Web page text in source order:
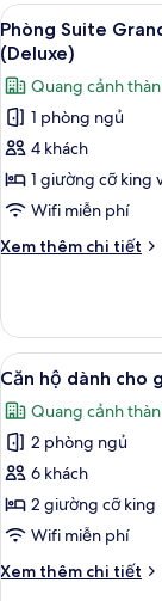
giường
đơn
(Club
Access)
Xem
tất
cả
ảnh
Phòng
Suite
Grand,
1
giường
cỡ
và
sofa
giường
(Deluxe)
5
Phòng Suite
(Deluxe)
Quang cảnh
1 phòng ngủ
4 khách
1 giường cỡ king
Wifi miễn phí
Xem thêm chi tiết
Chi
Phòng
Suite
Grand,
giường
cỡ
và
sofa
giường
(Deluxe)
Xem
tất
cả
ảnh
Căn
hộ
dành
gia
7
Căn hộ dành cho
Quang cảnh
2 phòng ngủ
6 khách
2 giường cỡ king
Wifi miễn phí
Xem thêm chi tiết
Chi